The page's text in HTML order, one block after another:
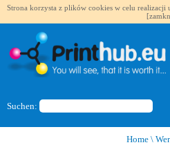
Strona korzysta z plików cookies w celu realizacji
Suchen:
Home\